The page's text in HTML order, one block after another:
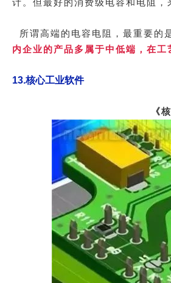
计。但最好的消费级电容和电阻
所谓高端的电容电阻，最重要的
内企业的产品多属于中低端，在
13.核心工业软件
《